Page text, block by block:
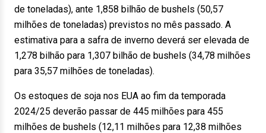
de toneladas), ante 1,858 bilhão de bushels (50,57
milhões de toneladas) previstos no mês passado. A
estimativa para a safra de inverno deverá ser elevada de
1,278 bilhão para 1,307 bilhão de bushels (34,78 milhões
para 35,57 milhões de toneladas).
Os estoques de soja nos EUA ao fim da temporada
2024/25 deverão passar de 445 milhões para 455
milhões de bushels (12,11 milhões para 12,38 milhões